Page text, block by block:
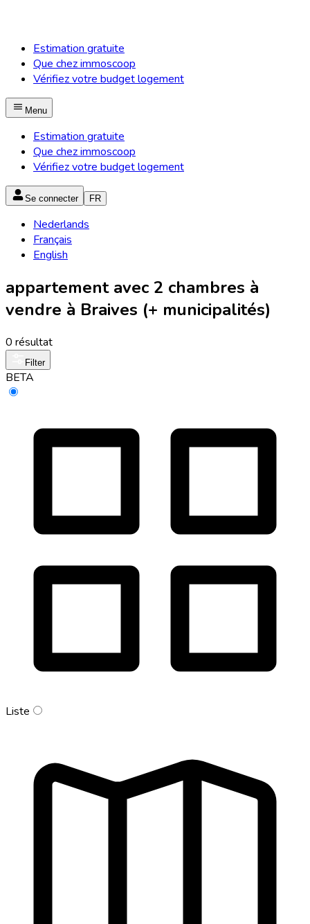
Estimation gratuite
Que chez immoscoop
Vérifiez votre budget logement
Menu
Estimation gratuite
Que chez immoscoop
Vérifiez votre budget logement
Se connecter FR
Nederlands
Français
English
appartement avec 2 chambres à
vendre à Braives (+ municipalités)
0 résultat
Filter
BETA
Liste